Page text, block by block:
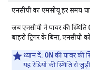
एनसीपी का एमसीयू हर समय
जब एनसीपी ने पावर की स्थिति
बाहरी ट्रिगर के बिना,
ध्यान दें: ON की पावर की
यह रेडियो की स्थिति से जुड़ी